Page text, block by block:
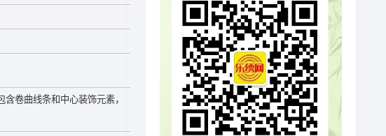
卷曲线条和中心装饰元素，